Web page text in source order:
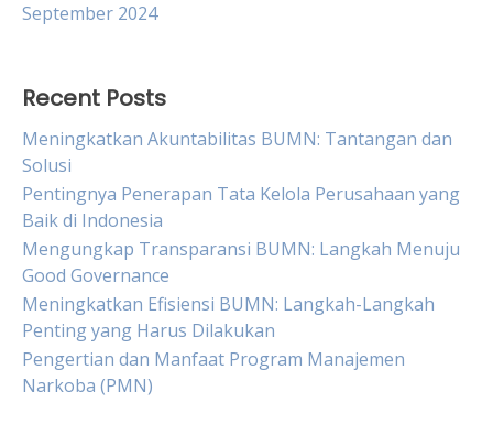
September 2024
Recent Posts
Meningkatkan Akuntabilitas BUMN: Tantangan dan
Solusi
Pentingnya Penerapan Tata Kelola Perusahaan yang
Baik di Indonesia
Mengungkap Transparansi BUMN: Langkah Menuju
Good Governance
Meningkatkan Efisiensi BUMN: Langkah-Langkah
Penting yang Harus Dilakukan
Pengertian dan Manfaat Program Manajemen
Narkoba (PMN)